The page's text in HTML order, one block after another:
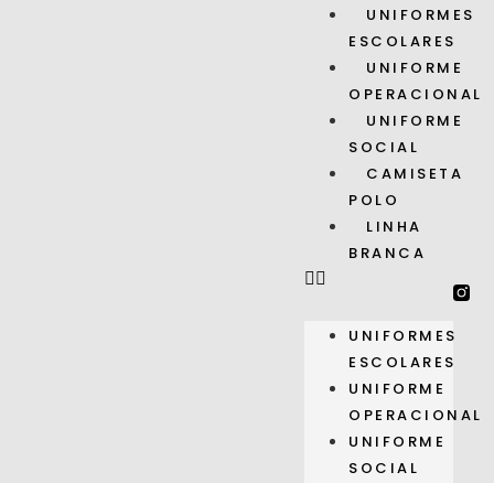
UNIFORMES
ESCOLARES
UNIFORME
OPERACIONAL
UNIFORME
SOCIAL
CAMISETA
POLO
LINHA
BRANCA
UNIFORMES
ESCOLARES
UNIFORME
OPERACIONAL
UNIFORME
SOCIAL